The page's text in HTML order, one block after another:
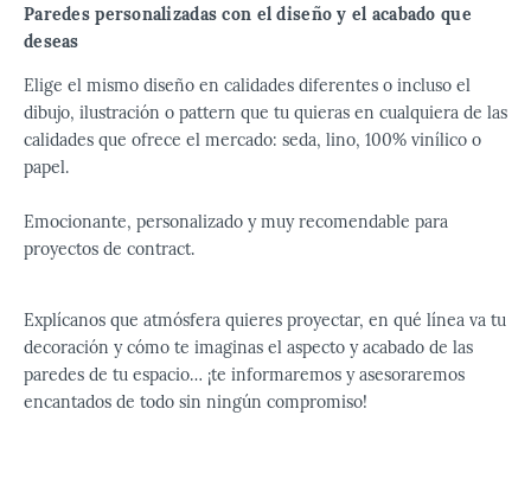
Paredes personalizadas con el diseño y el acabado que
deseas
Elige el mismo diseño en calidades diferentes o incluso el
dibujo, ilustración o pattern que tu quieras en cualquiera de las
calidades que ofrece el mercado: seda, lino, 100% vinílico o
papel.
Emocionante, personalizado y muy recomendable para
proyectos de contract.
Explícanos que atmósfera quieres proyectar, en qué línea va tu
decoración y cómo te imaginas el aspecto y acabado de las
paredes de tu espacio… ¡te informaremos y asesoraremos
encantados de todo sin ningún compromiso!